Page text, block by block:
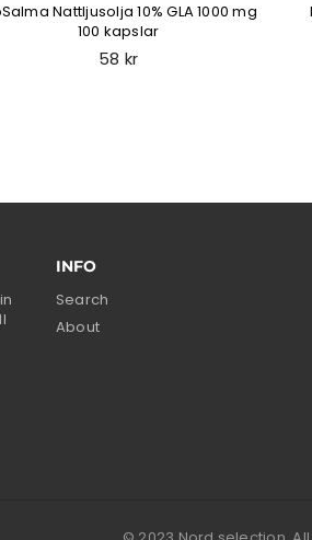
Nattljusolja 10% GLA 1000 mg
100 kapslar
Regular
58 kr
INFO
Search
About